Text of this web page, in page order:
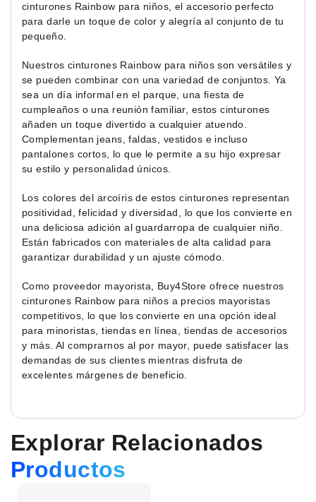
cinturones Rainbow para niños, el accesorio perfecto
para darle un toque de color y alegría al conjunto de tu
pequeño.
Nuestros cinturones Rainbow para niños son versátiles y
se pueden combinar con una variedad de conjuntos. Ya
sea un día informal en el parque, una fiesta de
cumpleaños o una reunión familiar, estos cinturones
añaden un toque divertido a cualquier atuendo.
Complementan jeans, faldas, vestidos e incluso
pantalones cortos, lo que le permite a su hijo expresar
su estilo y personalidad únicos.
Los colores del arcoíris de estos cinturones representan
positividad, felicidad y diversidad, lo que los convierte en
una deliciosa adición al guardarropa de cualquier niño.
Están fabricados con materiales de alta calidad para
garantizar durabilidad y un ajuste cómodo.
Como proveedor mayorista, Buy4Store ofrece nuestros
cinturones Rainbow para niños a precios mayoristas
competitivos, lo que los convierte en una opción ideal
para minoristas, tiendas en línea, tiendas de accesorios
y más. Al comprarnos al por mayor, puede satisfacer las
demandas de sus clientes mientras disfruta de
excelentes márgenes de beneficio.
Explorar Relacionados
Productos